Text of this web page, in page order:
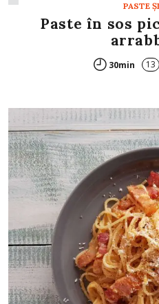
PASTE
Paste în sos
30min 13